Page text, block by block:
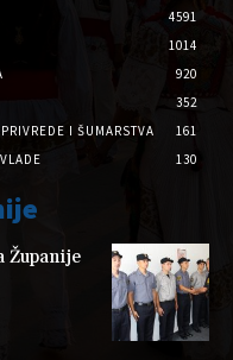
4591
1014
920
352
I ŠUMARSTVA
161
130
Županije